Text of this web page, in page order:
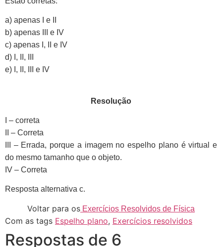
a) apenas I e II
b) apenas III e IV
c) apenas I, II e IV
d) I, II, III
e) I, II, III e IV
Resolução
I – correta
II – Correta
III – Errada, porque a imagem no espelho plano é virtual e
do mesmo tamanho que o objeto.
IV – Correta
Resposta alternativa c.
Voltar para os Exercícios Resolvidos de Física
Com as tags Espelho plano, Exercícios resolvidos
Respostas de 6